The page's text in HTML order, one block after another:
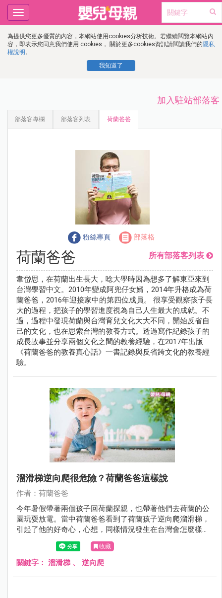
為提供您更多優質的內容，本網站使用cookies分析技術。若繼續閱覽本網站內
容，即表示您同意我們使用 cookies， 關於更多cookies資訊請閱讀我們的隱私
權說明 。
我知道了
Toggle
navigation
加入駐站部落客
部落客專欄 部落客列表 荷蘭爸爸
粉絲專頁 部落格
荷蘭爸爸 所有部落客列表
韋岱思，在荷蘭出生長大，唸大學時因為想多了解東亞來到
台灣學習中文。2010年變成阿兜仔女婿，2014年升格成為荷
蘭爸爸，2016年迎接家中的第四位成員。 很享受觀察孩子長
大的過程，把孩子的學習進度視為自己人生最大的成就。不
過，過程中發現荷蘭與台灣育兒文化大大不同，開始反省自
己的文化，也在思索台灣的教養方式。透過寫作紀錄孩子的
成長故事並分享兩個文化之間的教養經驗，在2017年出版
《荷蘭爸爸的教養真心話》一書記錄與反省跨文化的教養經
驗。
溜滑梯逆向爬很危險？荷蘭爸爸這樣說
作者：荷蘭爸爸
今年暑假帶著兩個孩子回荷蘭探親，也帶著他們去荷蘭的公
園玩耍放電。當中荷蘭爸爸看到了荷蘭孩子逆向爬溜滑梯，
引起了他的好奇心，心想，同樣情況發生在台灣會怎麼樣
收藏
關鍵字： 溜滑梯 、 逆向爬